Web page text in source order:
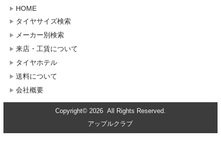
HOME
タイヤサイズ検索
メーカー別検索
来店・工賃について
タイヤホテル
送料について
会社概要
Copyright© 2026 All Rights Reserved.
アップルクラブ